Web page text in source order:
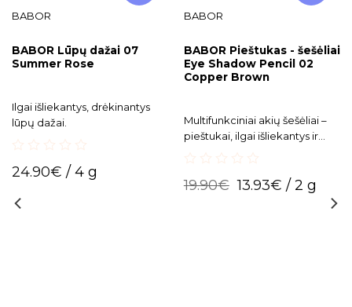
BABOR
BABOR Lūpų dažai 07
Summer Rose
Ilgai išliekantys, drėkinantys
lūpų dažai.
out
5
24.90€ / 4 g
BABOR
BABOR Pieštukas - šešėliai
Eye Shadow Pencil 02
Copper Brown
Multifunkciniai akių šešėliai –
pieštukai, ilgai išliekantys ir
out
19.90€ 13.93€ / 2 g